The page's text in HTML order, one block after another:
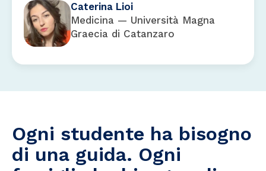
Caterina Lioi
Medicina — Università Magna
Graecia di Catanzaro
Ogni studente ha bisogno
di una guida. Ogni